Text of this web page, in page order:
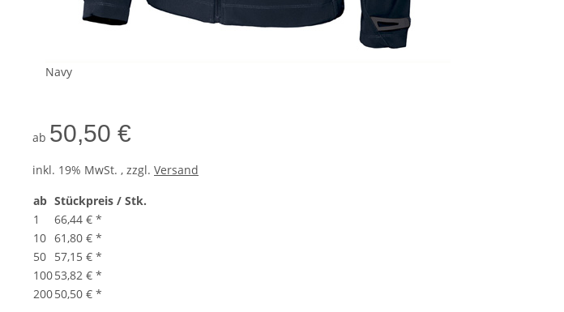
Navy
ab 50,50 €
inkl. 19% MwSt. , zzgl. Versand
ab Stückpreis / Stk.
1
66,44 € *
10 61,80 € *
50 57,15 € *
10053,82 € *
20050,50 € *